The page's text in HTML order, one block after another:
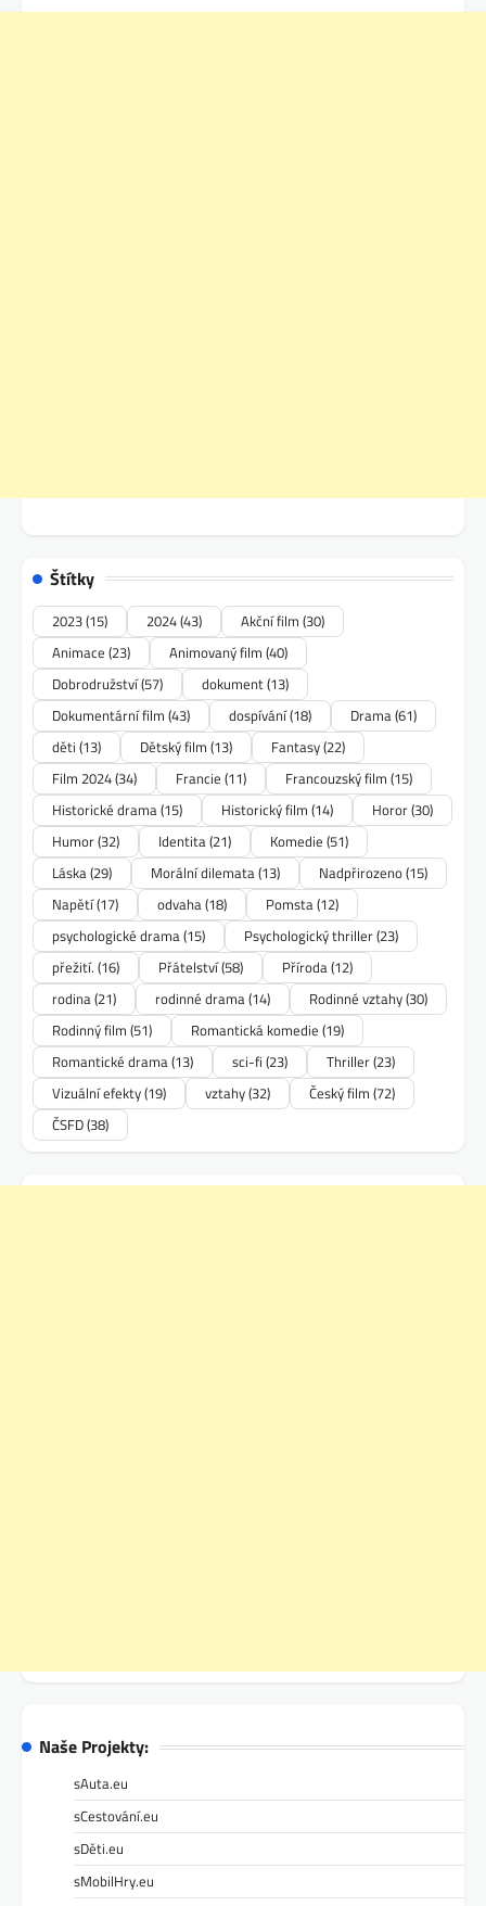
Štítky
2023(15) 2024(43) Akční film (30)
Animace (23) Animovaný film (40)
Dobrodružství(57) dokument(13)
Dokumentární film (43) dospívání(18) Drama(61)
děti (13) Dětský film (13) Fantasy(22)
Film 2024(34) Francie (11) Francouzský film (15)
Historické drama(15) Historický film (14) Horor(30)
Humor(32) Identita(21) Komedie (51)
Láska(29) Morální dilemata(13) Nadpřirozeno(15)
Napětí(17) odvaha(18) Pomsta(12)
psychologické drama(15) Psychologický thriller(23)
přežití. (16) Přátelství(58) Příroda(12)
rodina(21) rodinné drama(14) Rodinné vztahy(30)
Rodinný film (51) Romantická komedie (19)
Romantické drama(13) sci-fi (23) Thriller(23)
Vizuální efekty(19) vztahy(32) Český film (72)
ČSFD(38)
Naše Projekty:
sAuta.eu
sCestování.eu
sDěti.eu
sMobilHry.eu